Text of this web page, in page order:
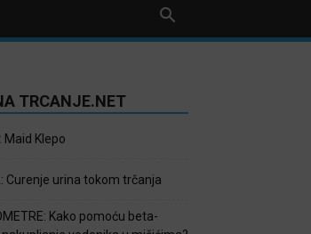
TRCANJE.NET
Maid Klepo
Curenje urina tokom trčanja
Kako pomoću beta-